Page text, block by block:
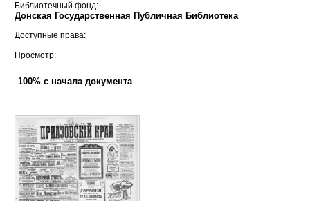
Библиотечный фонд:
Донская Государственная Публичная Библиотека
Доступные права:
Просмотр:
100% с начала документа